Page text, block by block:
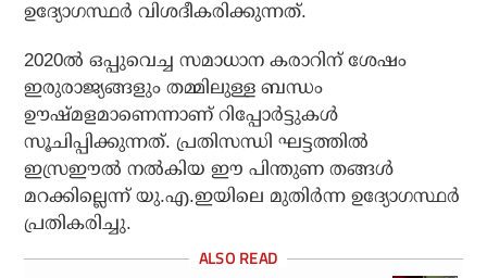
ഉദ്യോഗസ്ഥര്‍ വിശദീകരിക്കുന്നത്.
2020ല്‍ ഒപ്പുവെച്ച സമാധാന കരാറിന് ശേഷം
ഇരുരാജ്യങ്ങളും തമ്മിലുള്ള ബന്ധം
ഊഷ്മളമാണെന്നാണ് റിപ്പോര്‍ട്ടുകള്‍
സൂചിപ്പിക്കുന്നത്. പ്രതിസന്ധി ഘട്ടത്തില്‍
ഇസ്രഈല്‍ നല്‍കിയ ഈ പിന്തുണ തങ്ങള്‍
മറക്കില്ലെന്ന് യു.എ.ഇയിലെ മുതിര്‍ന്ന ഉദ്യോഗസ്ഥര്‍
പ്രതികരിച്ചു.